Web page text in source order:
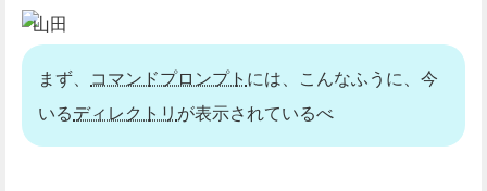
山田
まず、 コマンドプロンプト には、こんなふうに、今
いるディレクトリ が表示されているべ